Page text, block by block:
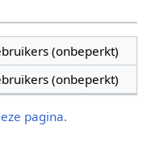
(onbeperkt)
(onbeperkt)
pagina.